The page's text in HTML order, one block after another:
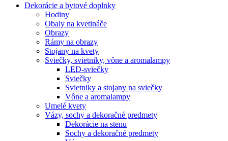
Dekorácie a bytové doplnky
Hodiny
Obaly na kvetináče
Obrazy
Rámy na obrazy
Stojany na kvety
Sviečky, svietniky, vône a aromalampy
LED-sviečky
Sviečky
Svietniky a stojany na sviečky
Vône a aromalampy
Umelé kvety
Vázy, sochy a dekoračné predmety
Dekorácie na stenu
Sochy a dekoračné predmety